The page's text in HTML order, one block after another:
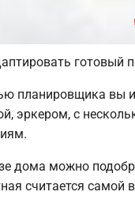
готовый
планировщика вы
эркером, с
дома можно
считается самой